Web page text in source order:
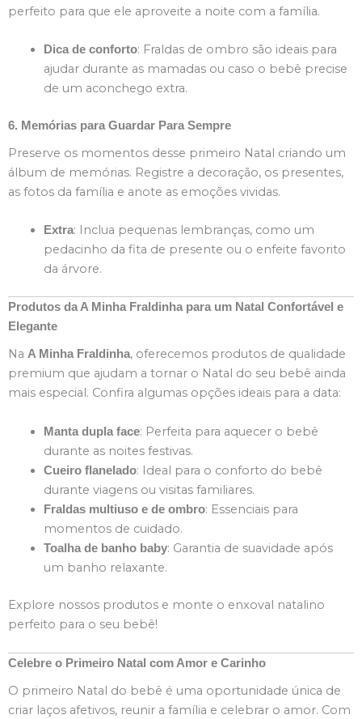
perfeito para que ele aproveite a noite com a família.
Dica de conforto: Fraldas de ombro são ideais para
ajudar durante as mamadas ou caso o bebê precise
de um aconchego extra.
6. Memórias para Guardar Para Sempre
Preserve os momentos desse primeiro Natal criando um
álbum de memórias. Registre a decoração, os presentes,
as fotos da família e anote as emoções vividas.
Extra: Inclua pequenas lembranças, como um
pedacinho da fita de presente ou o enfeite favorito
da árvore.
Produtos da A Minha Fraldinha para um Natal Confortável e
Elegante
Na A Minha Fraldinha, oferecemos produtos de qualidade
premium que ajudam a tornar o Natal do seu bebê ainda
mais especial. Confira algumas opções ideais para a data:
Manta dupla face: Perfeita para aquecer o bebê
durante as noites festivas.
Cueiro flanelado: Ideal para o conforto do bebê
durante viagens ou visitas familiares.
Fraldas multiuso e de ombro: Essenciais para
momentos de cuidado.
Toalha de banho baby: Garantia de suavidade após
um banho relaxante.
Explore nossos produtos e monte o enxoval natalino
perfeito para o seu bebê!
Celebre o Primeiro Natal com Amor e Carinho
O primeiro Natal do bebê é uma oportunidade única de
criar laços afetivos, reunir a família e celebrar o amor. Com